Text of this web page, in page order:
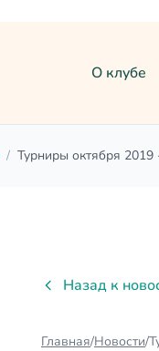
О клубе
/ Турниры октября
Назад к
Главная/Новости/